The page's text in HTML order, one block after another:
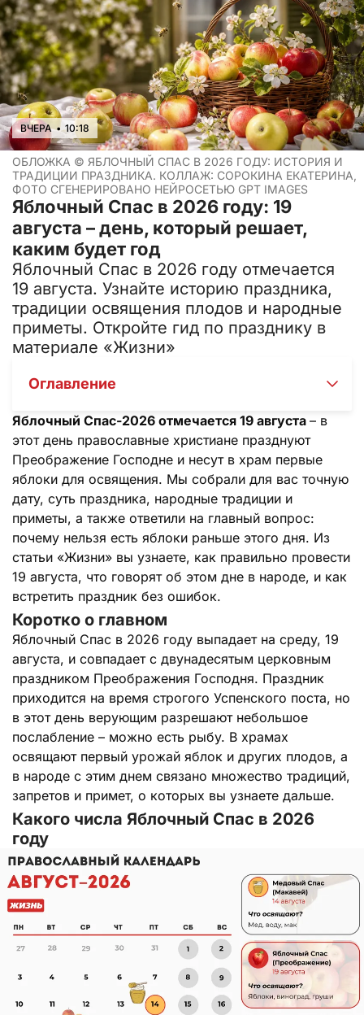
ВЧЕРА • 10:18
ОБЛОЖКА © ЯБЛОЧНЫЙ СПАС В 2026 ГОДУ: ИСТОРИЯ И
ТРАДИЦИИ ПРАЗДНИКА. КОЛЛАЖ: СОРОКИНА ЕКАТЕРИНА,
ФОТО СГЕНЕРИРОВАНО НЕЙРОСЕТЬЮ GPT IMAGES
Яблочный Спас в 2026 году: 19
августа – день, который решает,
каким будет год
Яблочный Спас в 2026 году отмечается
19 августа. Узнайте историю праздника,
традиции освящения плодов и народные
приметы. Откройте гид по празднику в
материале «Жизни»
Оглавление
Яблочный Спас-2026 отмечается 19 августа – в
этот день православные христиане празднуют
Преображение Господне и несут в храм первые
яблоки для освящения. Мы собрали для вас точную
дату, суть праздника, народные традиции и
приметы, а также ответили на главный вопрос:
почему нельзя есть яблоки раньше этого дня. Из
статьи «Жизни» вы узнаете, как правильно провести
19 августа, что говорят об этом дне в народе, и как
встретить праздник без ошибок.
Коротко о главном
Яблочный Спас в 2026 году выпадает на среду, 19
августа, и совпадает с двунадесятым церковным
праздником Преображения Господня. Праздник
приходится на время строгого Успенского поста, но
в этот день верующим разрешают небольшое
послабление – можно есть рыбу. В храмах
освящают первый урожай яблок и других плодов, а
в народе с этим днем связано множество традиций,
запретов и примет, о которых вы узнаете дальше.
Какого числа Яблочный Спас в 2026
году